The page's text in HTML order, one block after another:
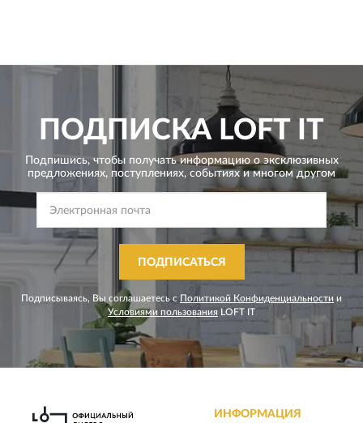
ПОДПИСКА LOFT IT
Подпишись, чтобы получать информацию о эксклюзивных
предложениях, поступлениях, событиях и многом другом
ПОДПИСАТЬСЯ
Подписываясь, Вы соглашаетесь с Политикой Конфиденциальности и
Условиями пользования LOFT IT
ИНФОРМАЦИЯ